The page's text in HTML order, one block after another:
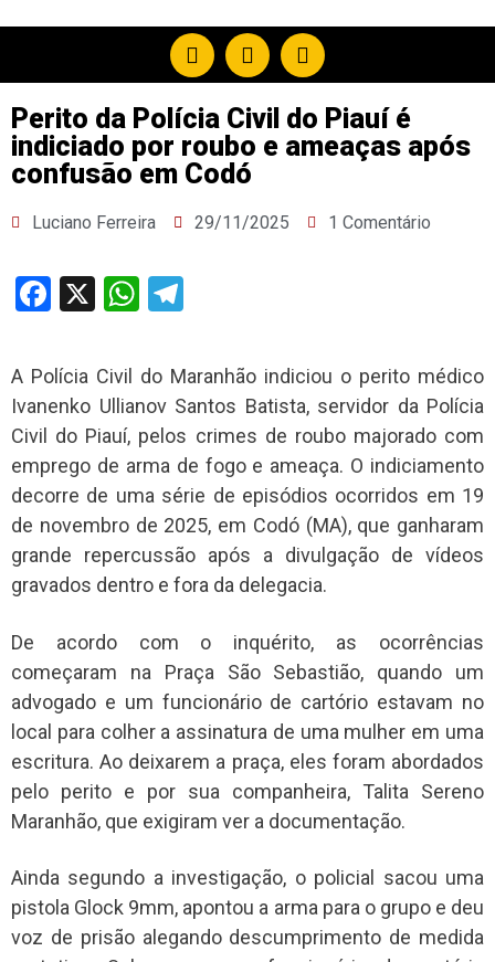
Perito da Polícia Civil do Piauí é
indiciado por roubo e ameaças após
confusão em Codó
Luciano Ferreira 29/11/2025 1 Comentário
Facebook
X WhatsApp
A Polícia Civil do Maranhão indiciou o perito médico
Ivanenko Ullianov Santos Batista, servidor da Polícia
Civil do Piauí, pelos crimes de roubo majorado com
emprego de arma de fogo e ameaça. O indiciamento
decorre de uma série de episódios ocorridos em 19
de novembro de 2025, em Codó (MA), que ganharam
grande repercussão após a divulgação de vídeos
gravados dentro e fora da delegacia.
De acordo com o inquérito, as ocorrências
começaram na Praça São Sebastião, quando um
advogado e um funcionário de cartório estavam no
local para colher a assinatura de uma mulher em uma
escritura. Ao deixarem a praça, eles foram abordados
pelo perito e por sua companheira, Talita Sereno
Maranhão, que exigiram ver a documentação.
Ainda segundo a investigação, o policial sacou uma
pistola Glock 9mm, apontou a arma para o grupo e deu
voz de prisão alegando descumprimento de medida